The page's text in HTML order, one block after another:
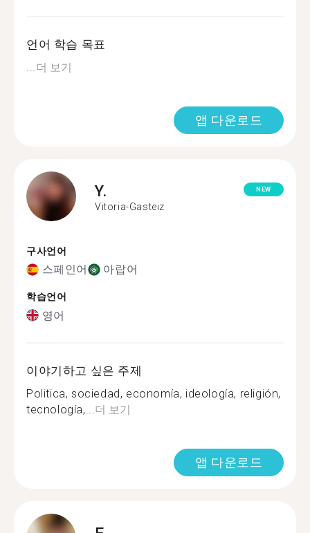
언어 학습 목표
더 보기
앱 다운로드
Y.
Vitoria-Gasteiz
NEW
구사언어
스페인어 아랍어
학습언어
영어
이야기하고 싶은 주제
Politica, sociedad, economía, ideología, religión,
tecnología,... 더 보기
앱 다운로드